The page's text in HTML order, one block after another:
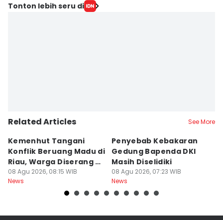
Tonton lebih seru di
Related Articles See More
Kemenhut Tangani
Konflik Beruang Madu di
Riau, Warga Diserang di
Kebun
08 Agu 2026, 08:15 WIB
News
Penyebab Kebakaran
Gedung Bapenda DKI
Masih Diselidiki
08 Agu 2026, 07:23 WIB
News